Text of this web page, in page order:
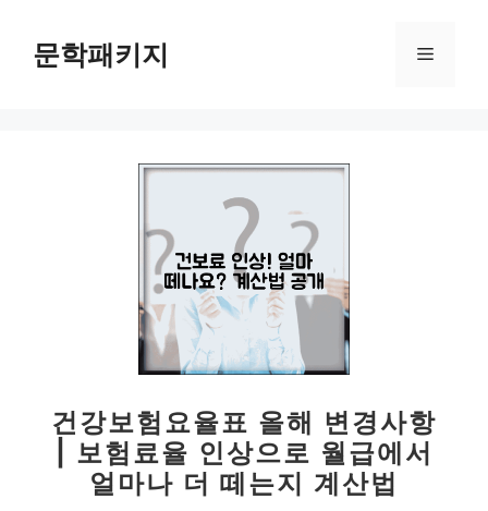
문학패키지 메
건강보험요율표 올해 변경사항
| 보험료율 인상으로 월급에서
얼마나 더 떼는지 계산법